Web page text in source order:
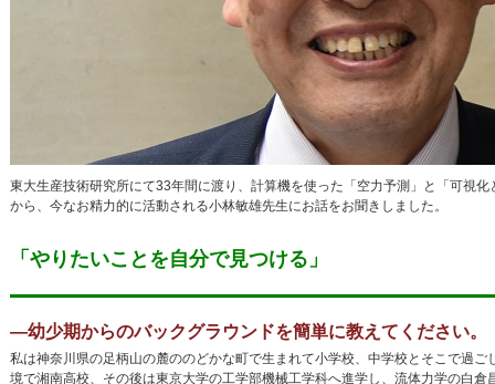
東大生産技術研究所にて33年間に渡り、計算機を使った「空力予測」と「可視
から、今なお精力的に活動される小林敏雄先生にお話をお聞きしました。
「やりたいことを自分で見つける」
―幼少期からのバックグラウンドを簡単に教えてください。
私は神奈川県の足柄山の麓ののどかな町で生まれて小学校、中学校とそこで過
境で湘南高校、その後は東京大学の工学部機械工学科へ進学し、流体力学の白